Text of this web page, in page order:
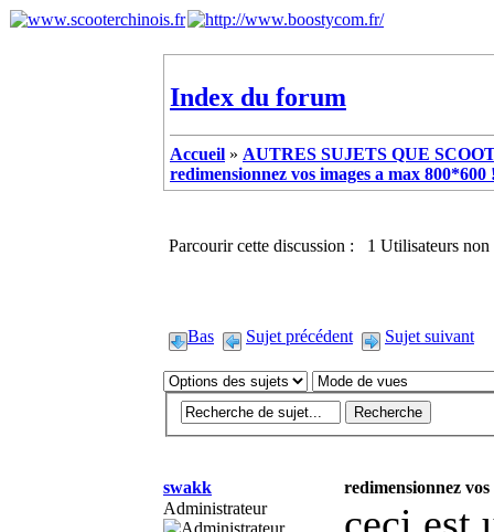
Index du forum
Accueil » AUTRES SUJETS QUE
redimensionnez vos images a max 800*600
Parcourir cette discussion : 1 Utilisateurs non
Bas Sujet précédent Sujet suivant
swakk
redimensionnez
Administrateur